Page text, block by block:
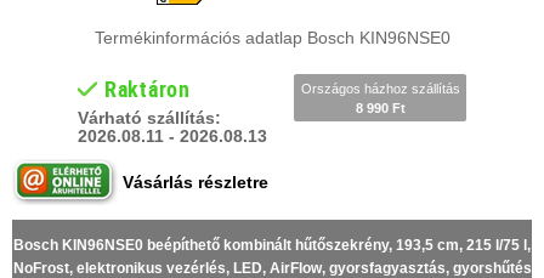
Termékinformációs adatlap Bosch KIN96NSE0
Raktáron
Várható szállítás:
2026.08.11 - 2026.08.13
Országos házhoz szállítás
8 990 Ft
Vásárlás részletre
Bosch KIN96NSE0 beépíthető kombinált hűtőszekrény, 193,5 cm, 215 l/75 l,
NoFrost, elektronikus vezérlés, LED, AirFlow, gyorsfagyasztás, gyorshűtés